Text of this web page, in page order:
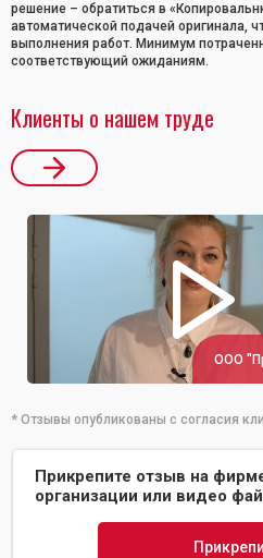
решение – обратиться в
автоматической подачей оригинала,
выполнения работ. Минимум
соответствующий ожиданиям.
Клиенты о нашем труде
ООО
* Отзывы опубликованы с согласия
Прикрепите отзыв на
организации или видео